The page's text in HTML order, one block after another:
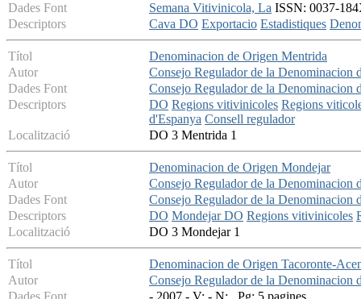
Dades Font
Semana Vitivinicola, La ISSN: 0037-
Descriptors
Cava DO Exportacio Estadistiques
Títol
Denominacion de Origen Mentrida
Autor
Consejo Regulador de la Denominacion
Dades Font
Consejo Regulador de la Denominacion
Descriptors
DO Regions vitivinicoles Regions
d'Espanya Consell regulador
Localització
DO 3 Mentrida 1
Títol
Denominacion de Origen Mondejar
Autor
Consejo Regulador de la Denominacion
Dades Font
Consejo Regulador de la Denominacion
Descriptors
DO Mondejar DO Regions vitivinicoles
Localització
DO 3 Mondejar 1
Títol
Denominacion de Origen Tacoronte-
Autor
Consejo Regulador de la Denominacion